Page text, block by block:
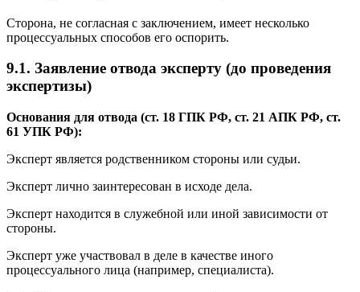
Сторона, не согласная с заключением, имеет несколько
процессуальных способов его оспорить.
9.1. Заявление отвода эксперту (до проведения
экспертизы)
Основания для отвода (ст. 18 ГПК РФ, ст. 21 АПК РФ, ст.
61 УПК РФ):
Эксперт является родственником стороны или судьи.
Эксперт лично заинтересован в исходе дела.
Эксперт находится в служебной или иной зависимости от
стороны.
Эксперт уже участвовал в деле в качестве иного
процессуального лица (например, специалиста).